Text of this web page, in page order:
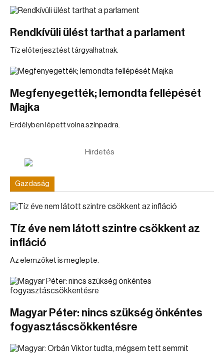
Rendkívüli ülést tarthat a parlament
Tíz előterjesztést tárgyalhatnak.
Megfenyegették; lemondta fellépését
Majka
Erdélyben lépett volna színpadra.
Hirdetés
Gazdaság
Tíz éve nem látott szintre csökkent az
infláció
Az elemzőket is meglepte.
Magyar Péter: nincs szükség önkéntes
fogyasztáscsökkentésre